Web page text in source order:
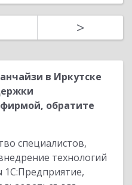
>
в Иркутске
обратите
специалистов,
технологий